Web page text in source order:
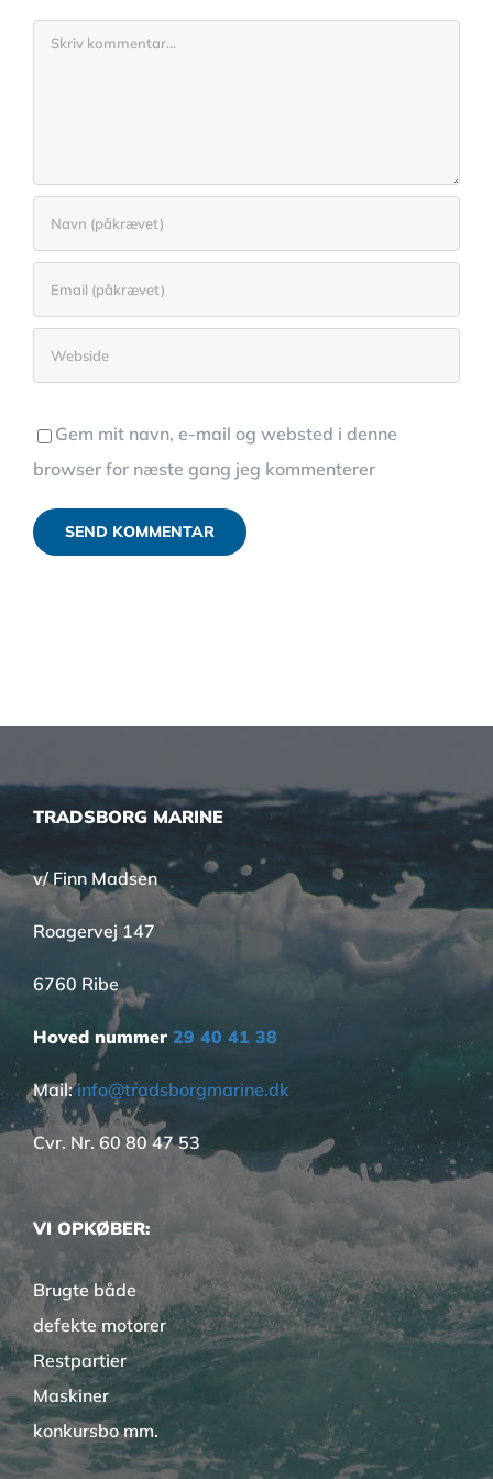
Comment
Gem mit navn, e-mail og websted i denne
browser for næste gang jeg kommenterer
TRADSBORG MARINE
v/ Finn Madsen
Roagervej 147
6760 Ribe
Hoved nummer 29 40 41 38
Mail:info@tradsborgmarine.dk
Cvr. Nr. 60 80 47 53
VI OPKØBER:
Brugte både
defekte motorer
Restpartier
Maskiner
konkursbo mm.